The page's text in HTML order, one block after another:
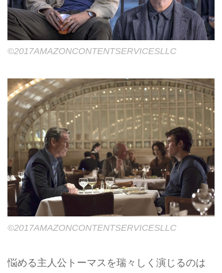
©2017AMAZONCONTENTSERVICESLLC
©2017AMAZONCONTENTSERVICESLLC
悩める主人公トーマスを瑞々しく演じるのは